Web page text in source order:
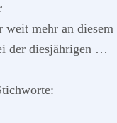
weit mehr an diesem
der diesjährigen …